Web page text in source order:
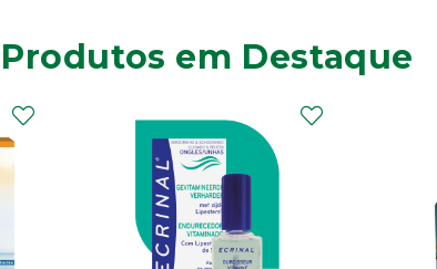
Produtos em Destaque